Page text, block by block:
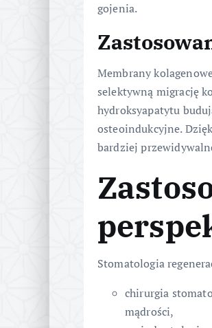
gojenia.
Membrany
selektywną migrację
hydroksyapatytu
osteoindukcyjne.
bardziej
Stomatologia
chirurgia
mądrości,